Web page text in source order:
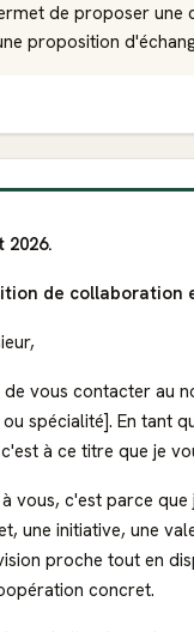
de proposer
proposition
2026.
de
vous contacter au
spécialité]. En tant
à ce titre que je
à vous, c'est parce
une initiative, une
proche tout en
concret.